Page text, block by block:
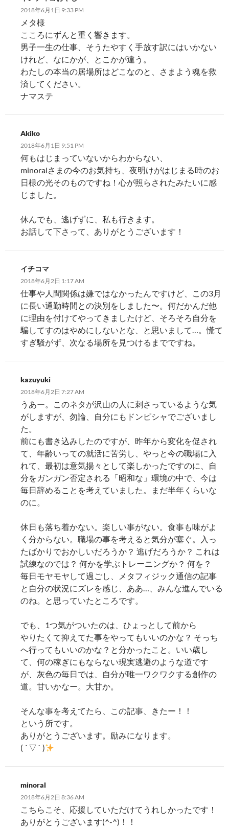
2018年6月1日 9:33 PM
メタ様
こころにずんと重く響きます。
男子一生の仕事、そうたやすく手放す訳にはいかない
けれど、なにかが、とこかが違う。
わたしの本当の居場所はどこなのと、さまよう魂を救
済してください。
ナマステ
Akiko
2018年6月1日 9:51 PM
何もはじまっていないからわからない、
minoralさまの今のお気持ち、夜明けがはじまる時のお
日様の光そのものですね！心が照らされたみたいに感
じました。
休んでも、逃げずに、私も行きます。
お話して下さって、ありがとうございます！
イチコマ
2018年6月2日 1:17 AM
仕事や人間関係は嫌ではなかったんですけど、この3月
に長い通勤時間との決別をしました〜。何だかんだ他
に理由を付けてやってきましたけど、そろそろ自分を
騙してすのはやめにしないとな、と思いまして…。慌て
すぎ騒がず、次なる場所を見つけるまでですね。
kazuyuki
2018年6月2日 7:27 AM
うあー。このネタが沢山の人に刺さっているような気
がしますが、勿論、自分にもドンピシャでございまし
た。
前にも書き込みしたのですが、昨年から変化を促され
て、年齢いっての就活に苦労し、やっと今の職場に入
れて、最初は意気揚々として楽しかったですのに、自
分をガンガン否定される「昭和な」環境の中で、今は
毎日辞めることを考えていました。まだ半年くらいな
のに。
休日も落ち着かない。楽しい事がない。食事も味がよ
く分からない。職場の事を考えると気分が塞ぐ。入っ
たばかりでおかしいだろうか？ 逃げだろうか？ これは
試練なのでは？ 何かを学ぶトレーニングか？ 何を？
毎日モヤモヤして過ごし、メタフィジック通信の記事
と自分の状況にズレを感じ、ああ…、みんな進んでいる
のね。と思っていたところです。
でも、1つ気がついたのは、ひょっとして前から
やりたくて抑えてた事をやってもいいのかな？ そっち
へ行ってもいいのかな？と分かったこと。いい歳し
て、何の稼ぎにもならない現実逃避のような道です
が、灰色の毎日では、自分が唯一ワクワクする創作の
道。甘いかなー。大甘か。
そんな事を考えてたら、この記事、きたー！！
という所です。
ありがとうございます。励みになります。
( ´ ▽ ` )
minoral
2018年6月2日 8:36 AM
こちらこそ、応援していただけてうれしかったです！
ありがとうございます(^-^)！！